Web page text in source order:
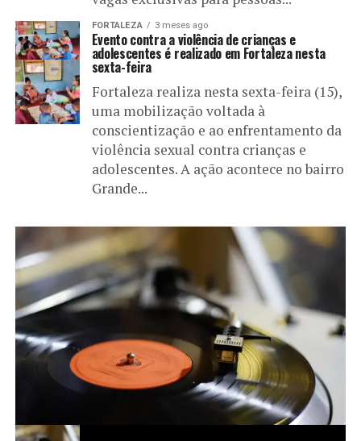
FORTALEZA 3 meses ago
Evento contra a violência de crianças e
adolescentes é realizado em Fortaleza nesta
sexta-feira
Fortaleza realiza nesta sexta-feira (15),
uma mobilização voltada à
conscientização e ao enfrentamento da
violência sexual contra crianças e
adolescentes. A ação acontece no bairro
Grande...